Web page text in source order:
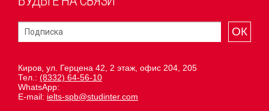
ОК
Киров, ул. Герцена 42, 2 этаж, офис 204, 205
Тел.: (8332) 64-56-10
WhatsApp:
E-mail: ielts-spb@studinter.com